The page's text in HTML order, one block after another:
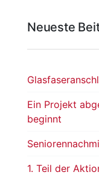
Neueste
Ein Projekt
beginnt
1. Teil der